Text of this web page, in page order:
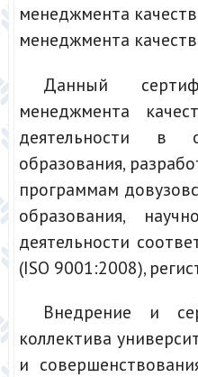
менеджмента
менеджмента
Данный
менеджмента
деятельности в
образования,
программам
образования,
деятельности
(ISO 9001:2008),
Внедрение и
коллектива
и